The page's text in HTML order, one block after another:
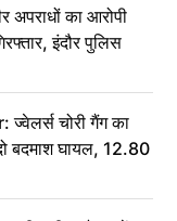
अपराधों का आरोपी
इंदौर पुलिस
चोरी गैंग का
बदमाश घायल, 12.80